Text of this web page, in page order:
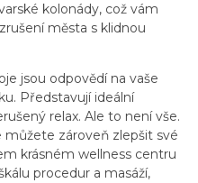
kolonády, což vám
města s klidnou
jsou odpovědí na vaše
Představují ideální
relax. Ale to není vše.
zároveň zlepšit své
krásném wellness centru
procedur a masáží,